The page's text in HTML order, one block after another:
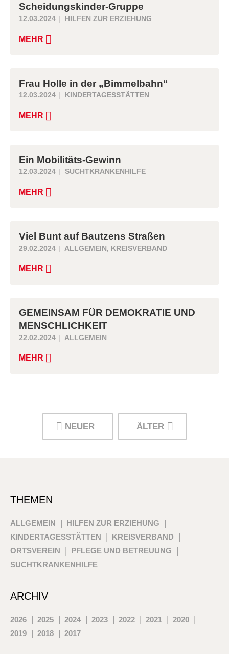
Scheidungskinder-Gruppe
12.03.2024 HILFEN ZUR ERZIEHUNG
MEHR
Frau Holle in der „Bimmelbahn“
12.03.2024 KINDERTAGESSTÄTTEN
MEHR
Ein Mobilitäts-Gewinn
12.03.2024 SUCHTKRANKENHILFE
MEHR
Viel Bunt auf Bautzens Straßen
29.02.2024 ALLGEMEIN, KREISVERBAND
MEHR
GEMEINSAM FÜR DEMOKRATIE UND
MENSCHLICHKEIT
22.02.2024 ALLGEMEIN
MEHR
NEUER ÄLTER
THEMEN
ALLGEMEIN
HILFEN ZUR ERZIEHUNG
KINDERTAGESSTÄTTEN
KREISVERBAND
ORTSVEREIN
PFLEGE UND BETREUUNG
SUCHTKRANKENHILFE
ARCHIV
2026 2025 2024 2023 2022 2021
2020
2019
2018 2017